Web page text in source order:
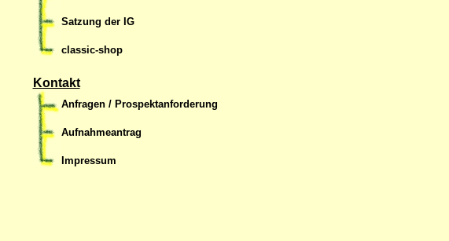
Satzung der IG
classic-shop
Kontakt
Anfragen / Prospektanforderung
Aufnahmeantrag
Impressum